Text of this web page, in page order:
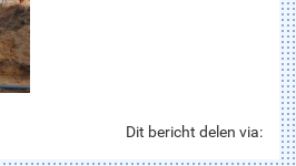
Dit bericht delen via: